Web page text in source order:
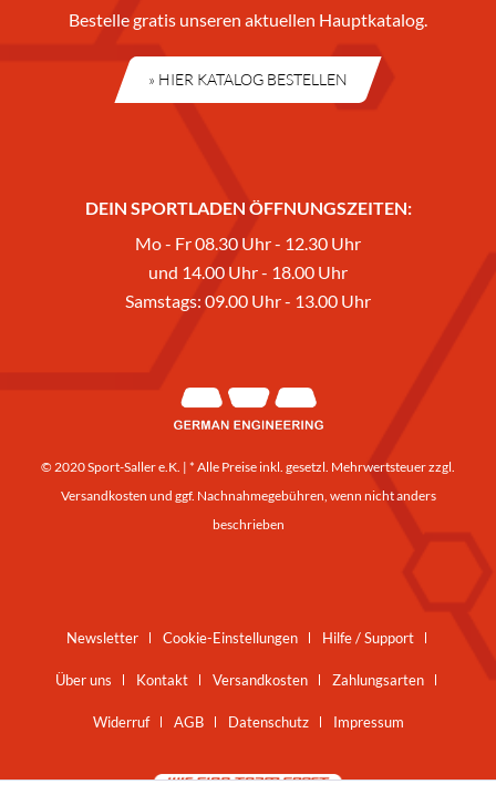
Bestelle gratis unseren aktuellen Hauptkatalog.
» HIER KATALOG BESTELLEN
DEIN SPORTLADEN ÖFFNUNGSZEITEN:
Mo - Fr 08.30 Uhr - 12.30 Uhr
und 14.00 Uhr - 18.00 Uhr
Samstags: 09.00 Uhr - 13.00 Uhr
© 2020 Sport-Saller e.K. | * Alle Preise inkl. gesetzl. Mehrwertsteuer zzgl.
Versandkosten und ggf. Nachnahmegebühren, wenn nicht anders
beschrieben
Newsletter Cookie-Einstellungen Hilfe / Support
Über uns Kontakt Versandkosten Zahlungsarten
Widerruf AGB Datenschutz Impressum